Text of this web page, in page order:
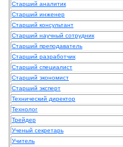
Старший аналитик
Старший инженер
Старший консультант
Старший научный сотрудник
Старший преподаватель
Старший разработчик
Старший специалист
Старший экономист
Старший эксперт
Технический директор
Технолог
Трейдер
Ученый секретарь
Учитель